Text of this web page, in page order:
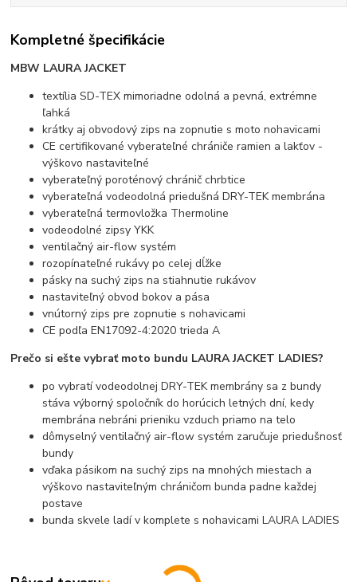
Kompletné špecifikácie
MBW LAURA JACKET
textília SD-TEX mimoriadne odolná a pevná, extrémne
ľahká
krátky aj obvodový zips na zopnutie s moto nohavicami
CE certifikované vyberateľné chrániče ramien a lakťov -
výškovo nastaviteľné
vyberateľný poroténový chránič chrbtice
vyberateľná vodeodolná priedušná DRY-TEK membrána
vyberateľná termovložka Thermoline
vodeodolné zipsy YKK
ventilačný air-flow systém
rozopínateľné rukávy po celej dĺžke
pásky na suchý zips na stiahnutie rukávov
nastaviteľný obvod bokov a pása
vnútorný zips pre zopnutie s nohavicami
CE podľa EN17092-4:2020 trieda A
Prečo si ešte vybrať moto bundu LAURA JACKET LADIES?
po vybratí vodeodolnej DRY-TEK membrány sa z bundy
stáva výborný spoločník do horúcich letných dní, kedy
membrána nebráni prieniku vzduch priamo na telo
dômyselný ventilačný air-flow systém zaručuje priedušnosť
bundy
vďaka pásikom na suchý zips na mnohých miestach a
výškovo nastaviteľným chráničom bunda padne každej
postave
bunda skvele ladí v komplete s nohavicami LAURA LADIES